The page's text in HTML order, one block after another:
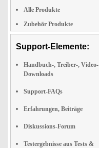
Alle Produkte
Zubehör Produkte
Support-Elemente:
Handbuch-, Treiber-, Video-
Downloads
Support-FAQs
Erfahrungen, Beiträge
Diskussions-Forum
Testergebnisse aus Tests &